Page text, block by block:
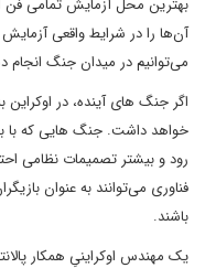
بهترین محل آزمایش تمامی فن
آن‌ها را در شرایط واقعی
می‌توانیم در میدان جنگ
اگر جنگ های آینده، در اوکراین
خواهد داشت. جنگ هایی که با
رود و بیشتر تصمیمات نظامی
فناوری می‌توانند به عنوان
باشند.
یک مهندس اوکراینیِ همکار